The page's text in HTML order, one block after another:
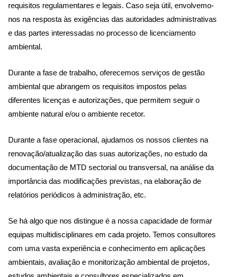
requisitos regulamentares e legais. Caso seja útil, envolvemo-
nos na resposta às exigências das autoridades administrativas
e das partes interessadas no processo de licenciamento
ambiental.
Durante a fase de trabalho, oferecemos serviços de gestão
ambiental que abrangem os requisitos impostos pelas
diferentes licenças e autorizações, que permitem seguir o
ambiente natural e/ou o ambiente recetor.
Durante a fase operacional, ajudamos os nossos clientes na
renovação/atualização das suas autorizações, no estudo da
documentação de MTD sectorial ou transversal, na análise da
importância das modificações previstas, na elaboração de
relatórios periódicos à administração, etc.
Se há algo que nos distingue é a nossa capacidade de formar
equipas multidisciplinares em cada projeto. Temos consultores
com uma vasta experiência e conhecimento em aplicações
ambientais, avaliação e monitorização ambiental de projetos,